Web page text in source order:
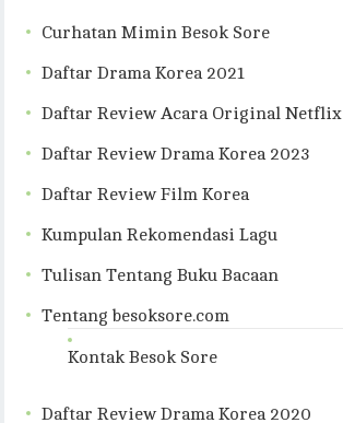
Curhatan Mimin Besok Sore
Daftar Drama Korea 2021
Daftar Review Acara Original Netflix
Daftar Review Drama Korea 2023
Daftar Review Film Korea
Kumpulan Rekomendasi Lagu
Tulisan Tentang Buku Bacaan
Tentang besoksore.com
Kontak Besok Sore
Daftar Review Drama Korea 2020